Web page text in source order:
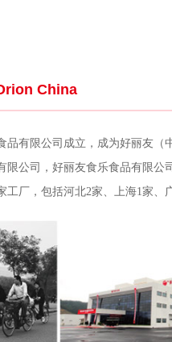
China
有限公司成立，成为好丽友（
限公司，好丽友食乐食品有限
工厂，包括河北2家、上海1家、